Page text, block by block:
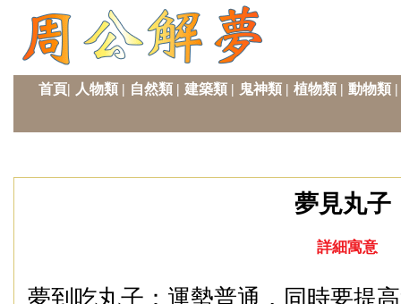
首頁| 人物類| 自然類| 建築類| 鬼神類| 植物類| 動物類|
夢見丸子
詳細寓意
夢到吃丸子：運勢普通，同時要提